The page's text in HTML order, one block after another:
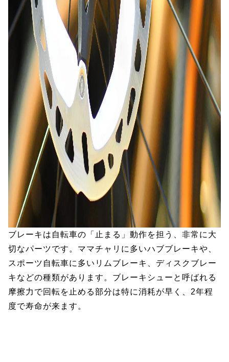
ブレーキは自転車の「止まる」動作を担う、非常に大
切なパーツです。ママチャリに多いハブブレーキや、
スポーツ自転車に多いリムブレーキ、ディスクブレー
キなどの種類があります。ブレーキシューと呼ばれる
摩擦力で回転を止める部分は特に消耗が早く、2年程
度で寿命が来ます。